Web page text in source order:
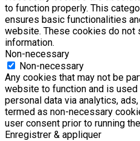
to function properly. This
ensures basic functionalities
website. These cookies do not
information.
Non-necessary
Non-necessary
Any cookies that may not be
website to function and is
personal data via analytics,
termed as non-necessary
user consent prior to running
Enregistrer & appliquer